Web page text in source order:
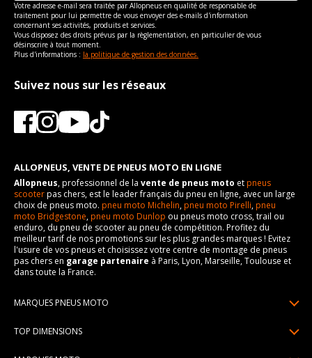
Votre adresse e-mail sera traitée par Allopneus en qualité de responsable de
traitement pour lui permettre de vous envoyer des e-mails d'information
concernant ses activités, produits et services.
Vous disposez des droits prévus par la règlementation, en particulier de vous
désinscrire à tout moment.
Plus d'informations : la politique de gestion des données.
Suivez nous sur les réseaux
ALLOPNEUS, VENTE DE PNEUS MOTO EN LIGNE
Allopneus, professionnel de la vente de pneus moto etpneus
scooterpas chers, est le leader français du pneu en ligne, avec un large
choix de pneus moto. pneu moto Michelin,pneu moto Pirelli,pneu
moto Bridgestone,pneu moto Dunlop ou pneus moto cross, trail ou
enduro, du pneu de scooter au pneu de compétition. Profitez du
meilleur tarif de nos promotions sur les plus grandes marques ! Evitez
l'usure de vos pneus et choisissez votre centre de montage de pneus
pas chers en garage partenaire à Paris, Lyon, Marseille, Toulouse et
dans toute la France.
MARQUES PNEUS MOTO
TOP DIMENSIONS